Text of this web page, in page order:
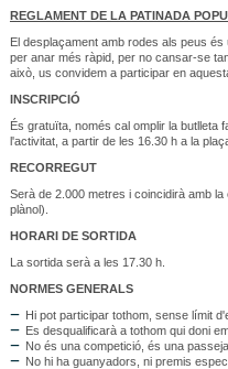
REGLAMENT DE LA PATINADA
El desplaçament amb rodes als peus
per anar més ràpid, per no cansar-se
això, us convidem a participar en
INSCRIPCIÓ
És gratuïta, només cal omplir la butlleta
l'activitat, a partir de les 16.30 h a la
RECORREGUT
Serà de 2.000 metres i coincidirà amb
plànol).
HORARI DE SORTIDA
La sortida serà a les 17.30 h.
NORMES GENERALS
Hi pot participar tothom, sense límit
Es desqualificarà a tothom qui doni
No és una competició, és una
No hi ha guanyadors, ni premis